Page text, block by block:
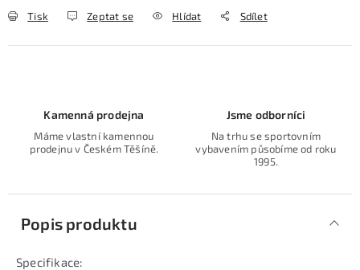
Tisk Zeptat se Hlídat Sdílet
Kamenná prodejna
Máme vlastní kamennou
prodejnu v Českém Těšíně.
Jsme odborníci
Na trhu se sportovním
vybavením působíme od roku
1995.
Popis produktu
Specifikace: